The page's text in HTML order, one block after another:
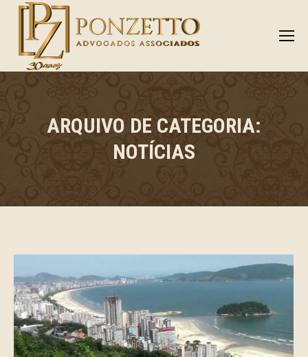
ARQUIVO DE CATEGORIA:
NOTÍCIAS